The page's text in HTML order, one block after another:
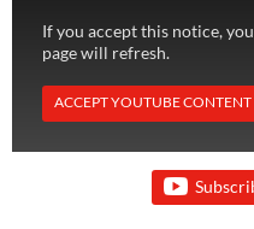
If you accept this notice,
page will refresh.
ACCEPT YOUTUBE CONTENT